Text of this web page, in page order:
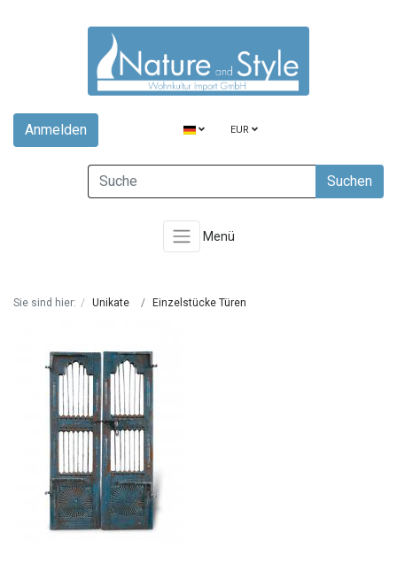
Anmelden EUR
Suchen
Menü
Sie sind hier: Unikate Einzelstücke Türen